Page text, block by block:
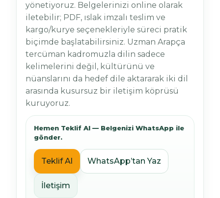
yönetiyoruz. Belgelerinizi online olarak
iletebilir; PDF, ıslak imzalı teslim ve
kargo/kurye seçenekleriyle süreci pratik
biçimde başlatabilirsiniz. Uzman Arapça
tercüman kadromuzla dilin sadece
kelimelerini değil, kültürünü ve
nüanslarını da hedef dile aktararak iki dil
arasında kusursuz bir iletişim köprüsü
kuruyoruz.
Hemen Teklif Al — Belgenizi WhatsApp ile
gönder.
Teklif Al WhatsApp’tan Yaz
İletişim